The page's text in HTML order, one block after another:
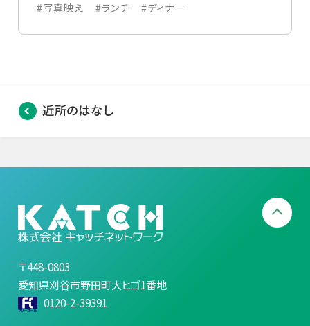
#写真映え #ランチ #ディナー
近所のはなし
〒448-0803
愛知県刈谷市野田町大ヒゴ1番地
0120-2-39391